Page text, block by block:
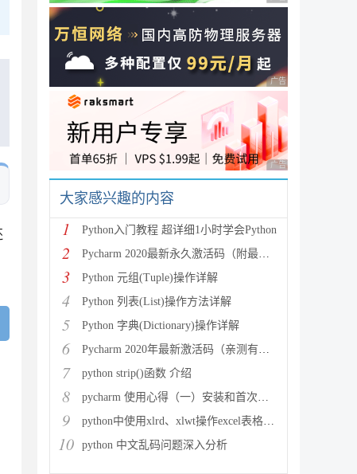
广告 商业广告，理性
广告 商业广告，理性
大家感兴趣的内容
1 Python入门教程 超详细1小时学会Python
2 Pycharm 2020最新永久激活码（附最新激活码和插件
3 Python 元组(Tuple)操作详解
4 Python 列表(List)操作方法详解
5 Python 字典(Dictionary)操作详解
6 Pycharm 2020年最新激活码（亲测有效）
7 python strip()函数 介绍
8 pycharm 使用心得（一）安装和首次使用
9 python中使用xlrd、xlwt操作excel表格详解
10 python 中文乱码问题深入分析